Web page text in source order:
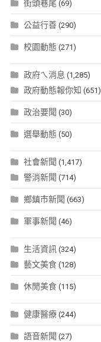
街頭巷尾 (69)
公益行善(290)
校園動態 (271)
政府ㄟ消息 (1,285)
政府動態報你知 (651)
政治要聞 (30)
選舉動態 (50)
社會新聞 (1,417)
警消新聞 (714)
鄉鎮市新聞 (663)
軍事新聞 (46)
生活資訊(324)
藝文美食(128)
休閒美食(115)
健康醫療(244)
語音新聞 (27)